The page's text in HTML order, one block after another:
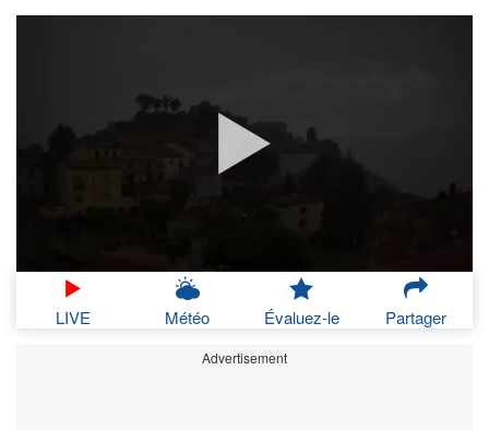
LIVE Météo Évaluez-le Partager
Advertisement